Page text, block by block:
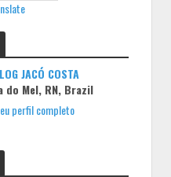
JACÓ COSTA
do Mel, RN, Brazil
perfil completo